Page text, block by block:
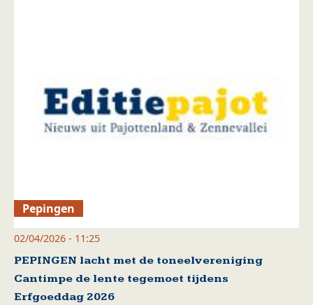
Pepingen
02/04/2026 - 11:25
PEPINGEN lacht met de toneelvereniging
Cantimpe de lente tegemoet tijdens
Erfgoeddag 2026